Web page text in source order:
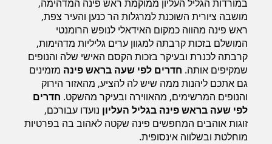
במורדות הגליל העליון ממוקמת ראש פינה המדהימה,
מושבה ציורית השוכנת למרגלות הר כנען והעיר צפת,
ראש פינה מהווה כמקום האידאלי לנופש הרומנטי
המושלם בזכות קרבתה למגוון ערים גליליות מדהימות,
קרבתה לכנרת ובעיקר בזכות הקסם האישי שלה והנופים
שמקיפים אותה. חדרים לפי שעה בראש פינה מזמינים
גם אתכם ליהנות ממה שיש לה להציע, מהאזור הירוק
והנופים המרשימים, מהאווירה ובעיקר מהשקט. חדרים
לפי שעה בראש פינה בגליל העליון נועדו עבורכם,
זוגות אוהבים המחפשים פינה שקטה לאהוב בה בפרטיות
מוחלטת ובשלווה אינסופית.